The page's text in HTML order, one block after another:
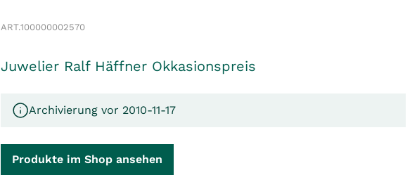
ART.100000002570
Juwelier Ralf Häffner Okkasionspreis
Archivierung vor 2010-11-17
Produkte im Shop ansehen